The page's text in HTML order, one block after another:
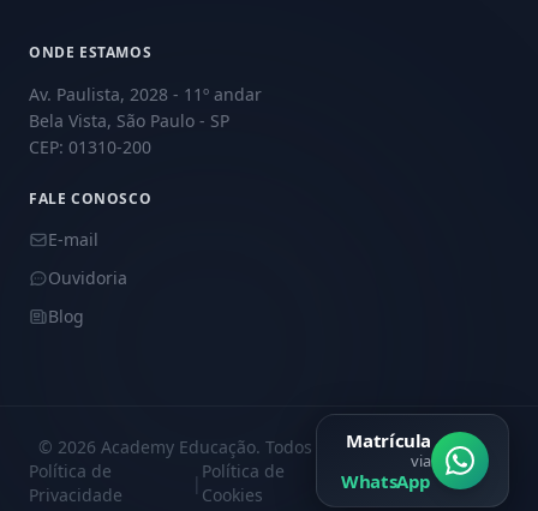
ONDE ESTAMOS
Av. Paulista, 2028 - 11º andar
Bela Vista, São Paulo - SP
CEP: 01310-200
FALE CONOSCO
E-mail
Ouvidoria
Blog
© 2026 Academy Educação. Todos os direitos reservados.
Política de
Privacidade
|
Política de
Cookies
|
Central de
Privacidade
Matrícula
via
WhatsApp